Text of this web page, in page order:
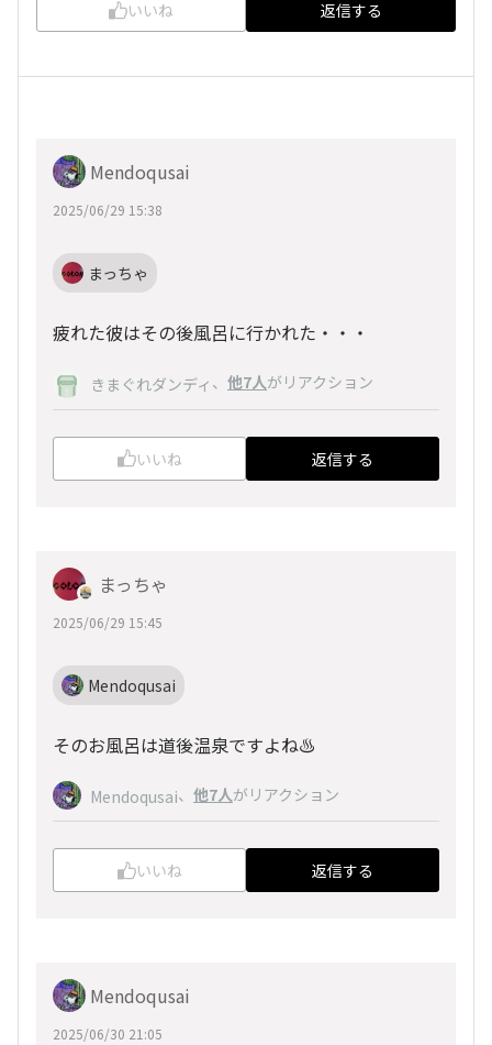
いいね 返信する
Mendoqusai
2025/06/29 15:38
まっちゃ
疲れた彼はその後風呂に行かれた・・・
きまぐれダンディ 、 他7人がリアクション
いいね 返信する
まっちゃ
2025/06/29 15:45
Mendoqusai
そのお風呂は道後温泉ですよね♨
Mendoqusai、 他7人がリアクション
いいね 返信する
Mendoqusai
2025/06/30 21:05